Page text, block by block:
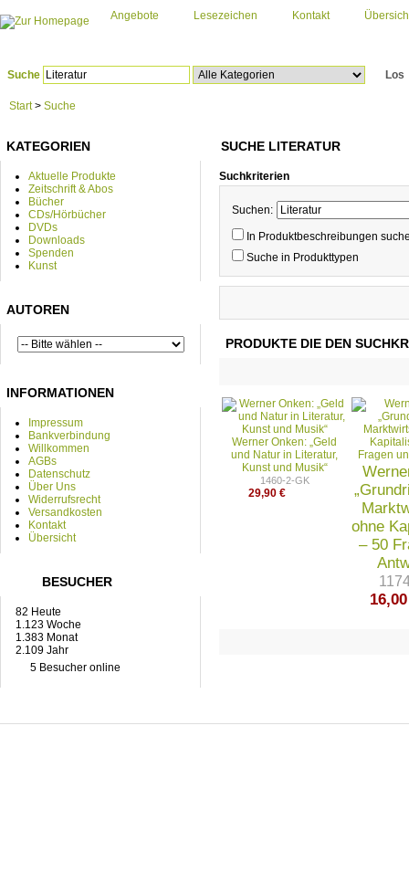
Angebote Lesezeichen Kontakt
Suche Los
Start> Suche
KATEGORIEN
Aktuelle Produkte
Zeitschrift & Abos
Bücher
CDs/Hörbücher
DVDs
Downloads
Spenden
Kunst
AUTOREN
INFORMATIONEN
Impressum
Bankverbindung
Willkommen
AGBs
Datenschutz
Über Uns
Widerrufsrecht
Versandkosten
Kontakt
Übersicht
BESUCHER
82 Heute
1.123 Woche
1.383 Monat
2.109 Jahr
5 Besucher online
SUCHE LITERATUR
Suchkriterien
Suchen:
In Produktbeschreibungen
Suche in Produkttypen
PRODUKTE DIE DEN
Werner Onken: „Geld
und Natur in Literatur,
Kunst und Musik“
1460-2-GK
29,90 €
ohne
– 50